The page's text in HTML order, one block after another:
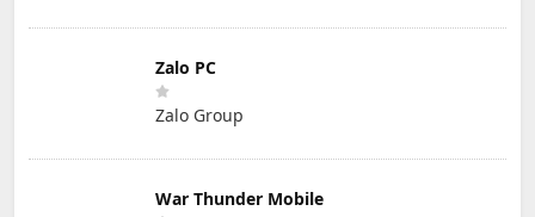
Zalo PC
Zalo Group
War Thunder Mobile